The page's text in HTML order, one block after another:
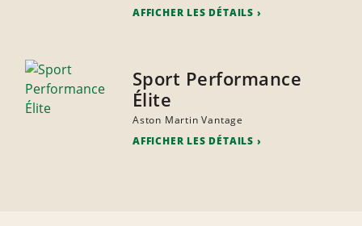
AFFICHER LES DÉTAILS
Sport Performance
Élite
Aston Martin Vantage
AFFICHER LES DÉTAILS